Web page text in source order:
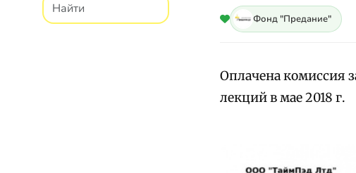
Фонд "Предание"
Оплачена комиссия
лекций в мае 2018 г.